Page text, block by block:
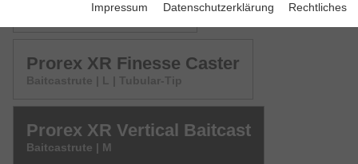
Baitcastrute | XH | XXH
Prorex XR Finesse Caster
Baitcastrute | L | Tubular-Tip
Prorex XR Vertical Baitcast
Baitcastrute | M
Impressum Datenschutzerklärung Rechtliches